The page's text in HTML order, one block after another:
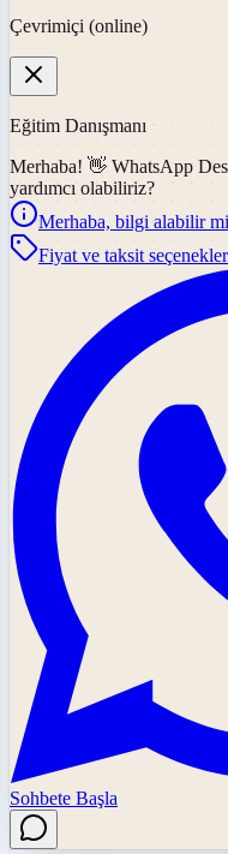
Çevrimiçi (online)
Eğitim Danışmanı
Merhaba! 👋 WhatsApp
yardımcı olabiliriz?
Merhaba, bilgi alabilir
Fiyat ve taksit
Sohbete Başla